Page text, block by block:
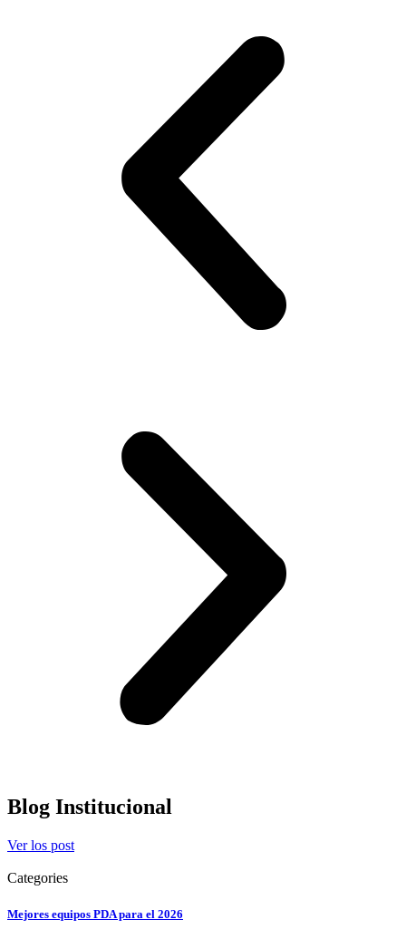
Blog Institucional
Ver los post
Categories
Mejores equipos PDA para el 2026